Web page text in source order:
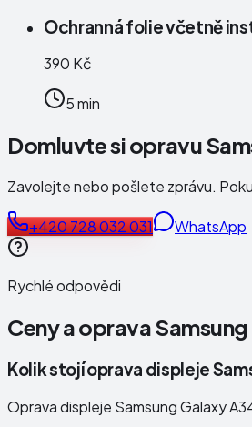
Ochranná folie včetně
390 Kč
5 min
Domluvte si opravu
Zavolejte nebo pošlete zprávu.
+420 728 032 031 WhatsApp
Rychlé odpovědi
Ceny a oprava
Kolik stojí oprava displeje
Oprava displeje Samsung Galaxy